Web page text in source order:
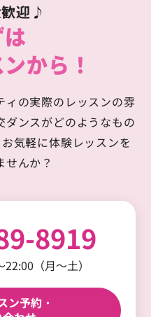
迎♪
から！
ィの実際のレッスンの雰
ダンスがどのようなもの
お気軽に体験レッスンを
せんか？
8919
（月～土）
ン予約・